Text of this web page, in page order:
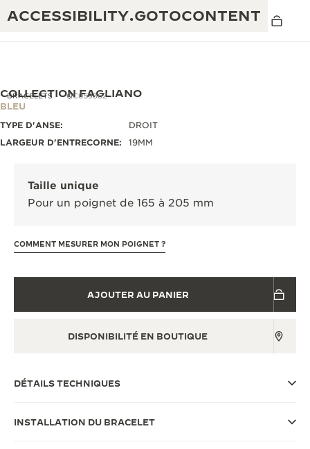
ACCESSIBILITY.GOTOCONTENT
GARANTIE JAEGER-LECOULTRE
GARANTIE ATMOS
TIMEKEEPER »
REVERSO, INTEMPORELLE DEPUIS 1931
LE VIRTUOSE DU SON
LE PIONNIER DE LA PRÉCISION
VOIR LES ÉVÉNEMENTS
EXCELLENCE : PLUS DE 190 ANS
INGÉNIOSITÉ : PLUS DE 1 400 CALIBRES
BRACELETS QC05986Z
COLLECTION FAGLIANO
BLEU
TYPE D'ANSE:
DROIT
LARGEUR D'ENTRECORNE:
19MM
Taille unique
Pour un poignet de 165 à 205 mm
COMMENT MESURER MON POIGNET ?
AJOUTER AU PANIER
DISPONIBILITÉ EN BOUTIQUE
DÉTAILS TECHNIQUES
INSTALLATION DU BRACELET